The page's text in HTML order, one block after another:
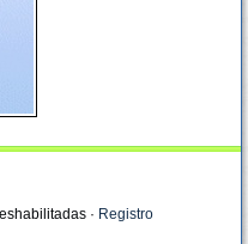
· Registro